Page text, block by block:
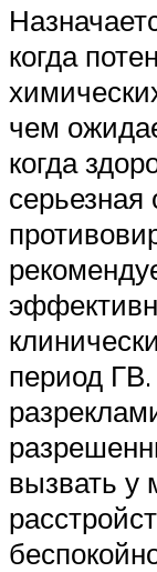
когда
чем
когда
период
вызвать у